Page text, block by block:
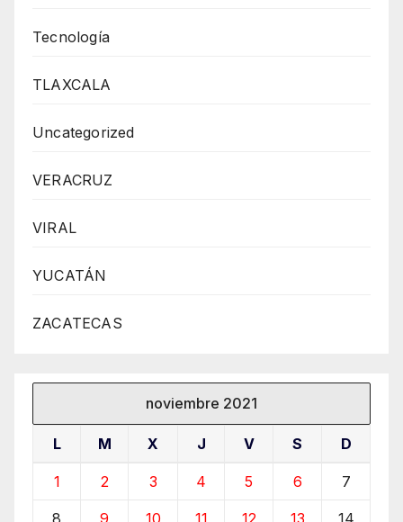
Tecnología
TLAXCALA
Uncategorized
VERACRUZ
VIRAL
YUCATÁN
ZACATECAS
noviembre 2021
L M X J V S D
1 2 3 4 5 6 7
8 9 10 11 12 13 14